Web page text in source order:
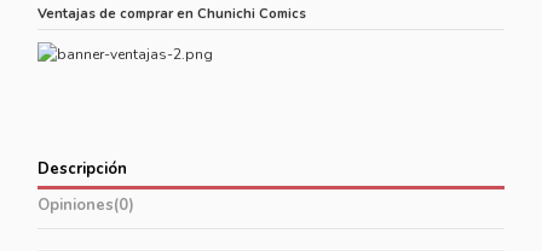
Ventajas de comprar en Chunichi Comics
Descripción
Opiniones(0)